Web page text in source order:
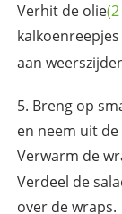
Verhit de olie
kalkoenreepjes
aan
Breng op
en neem uit de
Verwarm de
Verdeel de
over de wraps.